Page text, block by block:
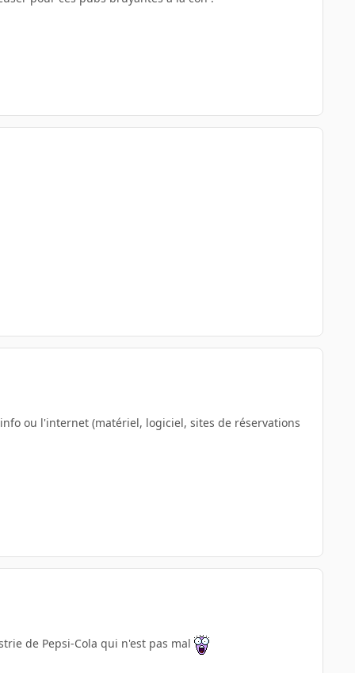
ou l'internet (matériel, logiciel, sites de réservations
de Pepsi-Cola qui n'est pas mal